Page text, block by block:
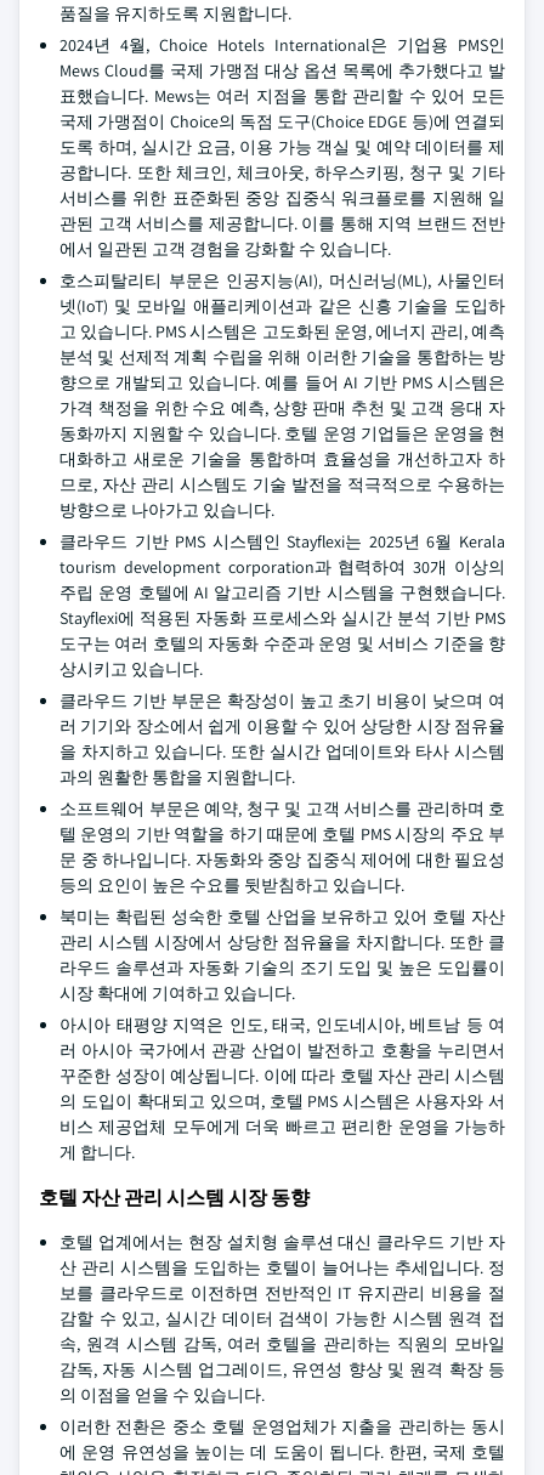
품질을 유지하도록 지원합니다.
2024년 4월, Choice Hotels International은 기업용 PMS인
Mews Cloud를 국제 가맹점 대상 옵션 목록에 추가했다고 발
표했습니다. Mews는 여러 지점을 통합 관리할 수 있어 모든
국제 가맹점이 Choice의 독점 도구(Choice EDGE 등)에 연결되
도록 하며, 실시간 요금, 이용 가능 객실 및 예약 데이터를 제
공합니다. 또한 체크인, 체크아웃, 하우스키핑, 청구 및 기타
서비스를 위한 표준화된 중앙 집중식 워크플로를 지원해 일
관된 고객 서비스를 제공합니다. 이를 통해 지역 브랜드 전반
에서 일관된 고객 경험을 강화할 수 있습니다.
호스피탈리티 부문은 인공지능(AI), 머신러닝(ML), 사물인터
넷(IoT) 및 모바일 애플리케이션과 같은 신흥 기술을 도입하
고 있습니다. PMS 시스템은 고도화된 운영, 에너지 관리, 예측
분석 및 선제적 계획 수립을 위해 이러한 기술을 통합하는 방
향으로 개발되고 있습니다. 예를 들어 AI 기반 PMS 시스템은
가격 책정을 위한 수요 예측, 상향 판매 추천 및 고객 응대 자
동화까지 지원할 수 있습니다. 호텔 운영 기업들은 운영을 현
대화하고 새로운 기술을 통합하며 효율성을 개선하고자 하
므로, 자산 관리 시스템도 기술 발전을 적극적으로 수용하는
방향으로 나아가고 있습니다.
클라우드 기반 PMS 시스템인 Stayflexi는 2025년 6월 Kerala
tourism development corporation과 협력하여 30개 이상의
주립 운영 호텔에 AI 알고리즘 기반 시스템을 구현했습니다.
Stayflexi에 적용된 자동화 프로세스와 실시간 분석 기반 PMS
도구는 여러 호텔의 자동화 수준과 운영 및 서비스 기준을 향
상시키고 있습니다.
클라우드 기반 부문은 확장성이 높고 초기 비용이 낮으며 여
러 기기와 장소에서 쉽게 이용할 수 있어 상당한 시장 점유율
을 차지하고 있습니다. 또한 실시간 업데이트와 타사 시스템
과의 원활한 통합을 지원합니다.
소프트웨어 부문은 예약, 청구 및 고객 서비스를 관리하며 호
텔 운영의 기반 역할을 하기 때문에 호텔 PMS 시장의 주요 부
문 중 하나입니다. 자동화와 중앙 집중식 제어에 대한 필요성
등의 요인이 높은 수요를 뒷받침하고 있습니다.
북미는 확립된 성숙한 호텔 산업을 보유하고 있어 호텔 자산
관리 시스템 시장에서 상당한 점유율을 차지합니다. 또한 클
라우드 솔루션과 자동화 기술의 조기 도입 및 높은 도입률이
시장 확대에 기여하고 있습니다.
아시아 태평양 지역은 인도, 태국, 인도네시아, 베트남 등 여
러 아시아 국가에서 관광 산업이 발전하고 호황을 누리면서
꾸준한 성장이 예상됩니다. 이에 따라 호텔 자산 관리 시스템
의 도입이 확대되고 있으며, 호텔 PMS 시스템은 사용자와 서
비스 제공업체 모두에게 더욱 빠르고 편리한 운영을 가능하
게 합니다.
호텔 자산 관리 시스템 시장 동향
호텔 업계에서는 현장 설치형 솔루션 대신 클라우드 기반 자
산 관리 시스템을 도입하는 호텔이 늘어나는 추세입니다. 정
보를 클라우드로 이전하면 전반적인 IT 유지관리 비용을 절
감할 수 있고, 실시간 데이터 검색이 가능한 시스템 원격 접
속, 원격 시스템 감독, 여러 호텔을 관리하는 직원의 모바일
감독, 자동 시스템 업그레이드, 유연성 향상 및 원격 확장 등
의 이점을 얻을 수 있습니다.
이러한 전환은 중소 호텔 운영업체가 지출을 관리하는 동시
에 운영 유연성을 높이는 데 도움이 됩니다. 한편, 국제 호텔